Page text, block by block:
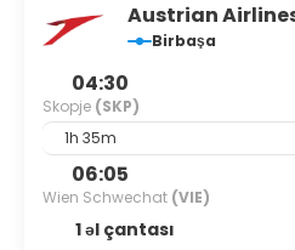
Austrian
Birbaşa
04:30
Skopje (SKP)
1h 35m
06:05
Wien Schwechat (VIE)
1 əl çantası